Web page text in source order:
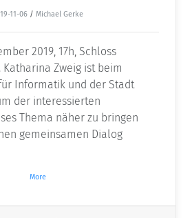
11-06 / Michael Gerke
2019, 17h, Schloss
Katharina Zweig ist beim
Informatik und der Stadt
der interessierten
Thema näher zu bringen
gemeinsamen Dialog
More